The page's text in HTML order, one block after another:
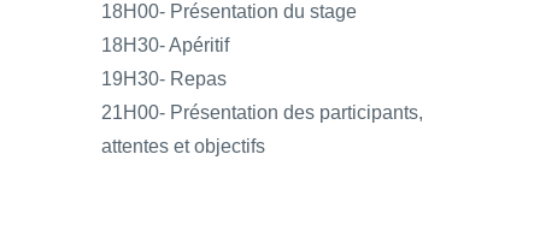
18H00- Présentation du stage
18H30- Apéritif
19H30- Repas
21H00- Présentation des participants,
attentes et objectifs